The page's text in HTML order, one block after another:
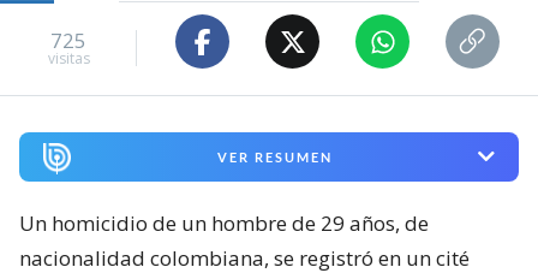
725
visitas
VER RESUMEN
Un homicidio de un hombre de 29 años, de
nacionalidad colombiana, se registró en un cité